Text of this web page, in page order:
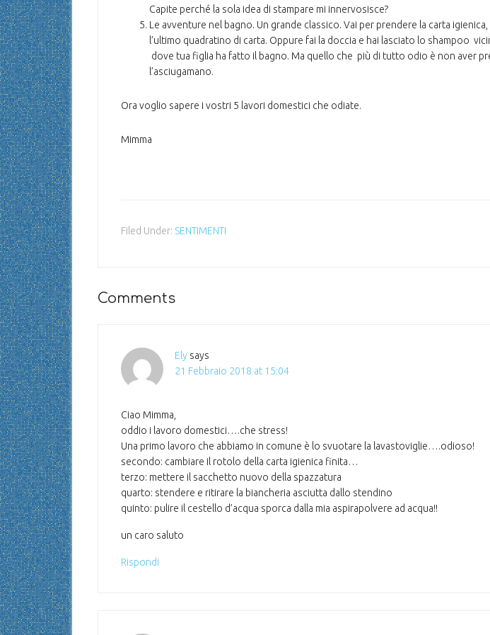
Capite perché la sola idea di stampare mi innervosisce?
Le avventure nel bagno. Un grande classico. Vai per prendere la carta
l’ultimo quadratino di carta. Oppure fai la doccia e hai lasciato lo shampoo
dove tua figlia ha fatto il bagno. Ma quello che più di tutto odio è non aver
l’asciugamano.
Ora voglio sapere i vostri 5 lavori domestici che odiate.
Mimma
Filed Under: SENTIMENTI
Comments
Ely says
21 Febbraio 2018 at 15:04
Ciao Mimma,
oddio i lavoro domestici….che stress!
Una primo lavoro che abbiamo in comune è lo svuotare la lavastoviglie….odioso!
secondo: cambiare il rotolo della carta igienica finita…
terzo: mettere il sacchetto nuovo della spazzatura
quarto: stendere e ritirare la biancheria asciutta dallo stendino
quinto: pulire il cestello d’acqua sporca dalla mia aspirapolvere ad acqua!!
un caro saluto
Rispondi